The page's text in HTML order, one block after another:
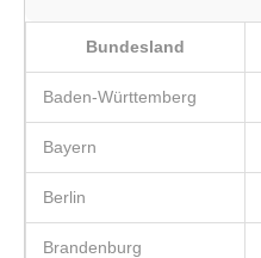
Bundesland
Baden-Württemberg
Bayern
Berlin
Brandenburg